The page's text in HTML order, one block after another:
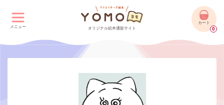
メニュー オリジナル絵本通販サイト
カート
0